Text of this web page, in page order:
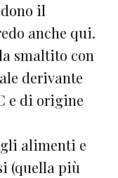
il
anche qui.
smaltito con
derivante
e di origine
alimenti e
(quella più